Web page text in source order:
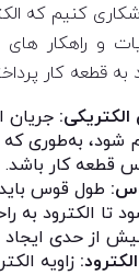
کنیم که
و راهکار های
قطعه کار
جریان
شود، به‌طوری ‌که
قطعه کار باشد.
طول قوس
تا الکترود به
از حدی ایجاد